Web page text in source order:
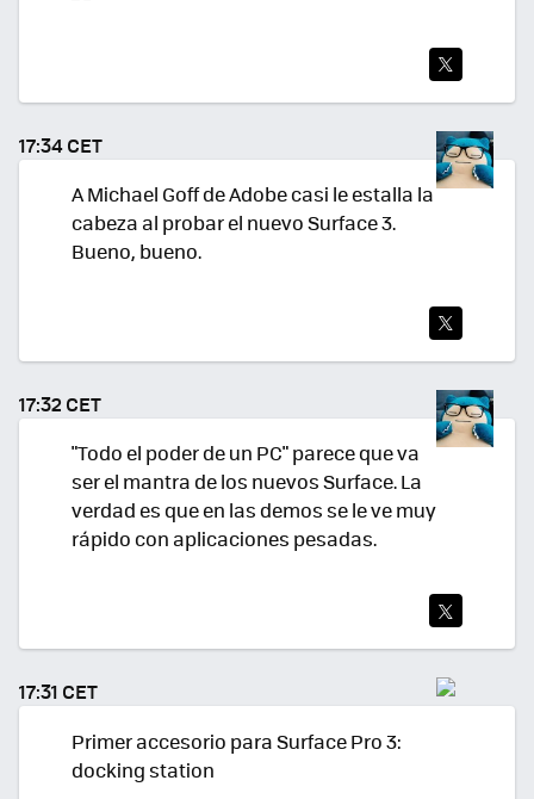
TEA
R
17:34 CET
A Michael Goff de Adobe casi le estalla la
cabeza al probar el nuevo Surface 3.
Bueno, bueno.
TEA
R
17:32 CET
"Todo el poder de un PC" parece que va
ser el mantra de los nuevos Surface. La
verdad es que en las demos se le ve muy
rápido con aplicaciones pesadas.
TWI
TEA
R
17:31 CET
Primer accesorio para Surface Pro 3:
docking station